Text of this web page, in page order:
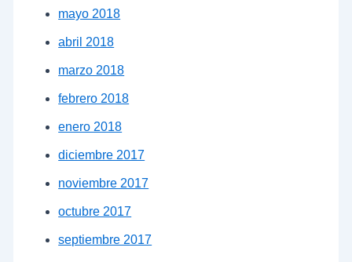
mayo 2018
abril 2018
marzo 2018
febrero 2018
enero 2018
diciembre 2017
noviembre 2017
octubre 2017
septiembre 2017